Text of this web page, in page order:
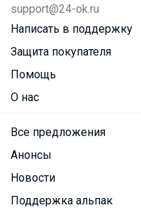
support@24-ok.ru
Написать в поддержку
Защита покупателя
Помощь
О нас
Все предложения
Анонсы
Новости
Поддержка альпак